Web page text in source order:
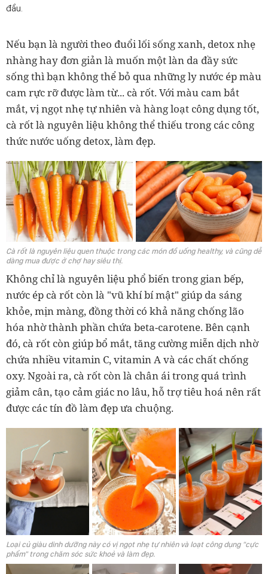
đầu.
Nếu bạn là người theo đuổi lối sống xanh, detox nhẹ
nhàng hay đơn giản là muốn một làn da đầy sức
sống thì bạn không thể bỏ qua những ly nước ép màu
cam rực rỡ được làm từ... cà rốt. Với màu cam bắt
mắt, vị ngọt nhẹ tự nhiên và hàng loạt công dụng tốt,
cà rốt là nguyên liệu không thể thiếu trong các công
thức nước uống detox, làm đẹp.
Cà rốt là nguyên liệu quen thuộc trong các món đồ uống healthy, và cũng dễ
dàng mua được ở chợ hay siêu thị.
Không chỉ là nguyên liệu phổ biến trong gian bếp,
nước ép cà rốt còn là "vũ khí bí mật" giúp da sáng
khỏe, mịn màng, đồng thời có khả năng chống lão
hóa nhờ thành phần chứa beta-carotene. Bên cạnh
đó, cà rốt còn giúp bổ mắt, tăng cường miễn dịch nhờ
chứa nhiều vitamin C, vitamin A và các chất chống
oxy. Ngoài ra, cà rốt còn là chân ái trong quá trình
giảm cân, tạo cảm giác no lâu, hỗ trợ tiêu hoá nên rất
được các tín đồ làm đẹp ưa chuộng.
Loại củ giàu dinh dưỡng này có vị ngọt nhẹ tự nhiên và loạt công dụng "cực
phẩm" trong chăm sóc sức khoẻ và làm đẹp.